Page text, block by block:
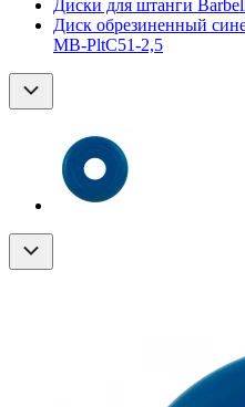
Диски для штанги
Диск обрезиненный
MB-PltC51-2,5